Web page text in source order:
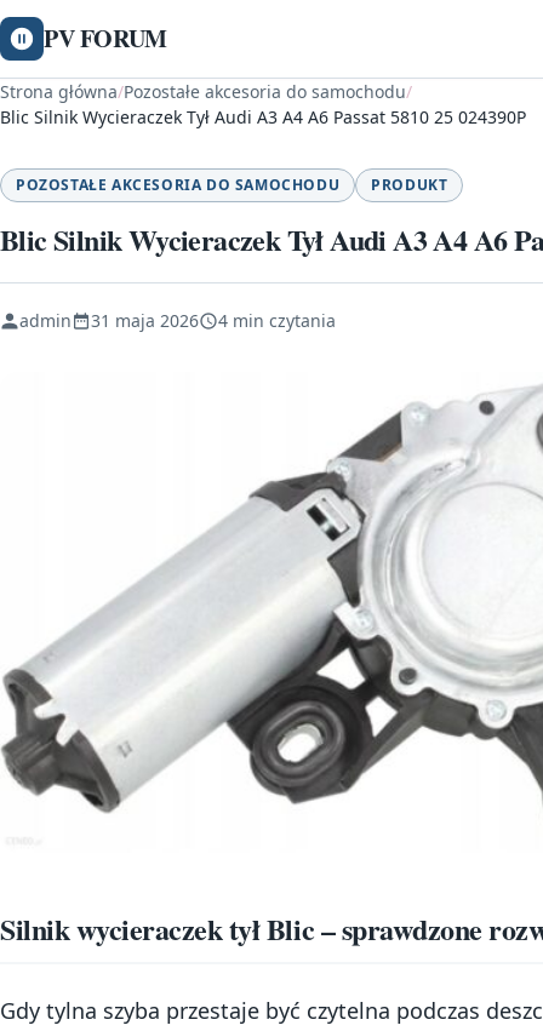
PV FORUM
Strona główna/Pozostałe akcesoria do samochodu/
Blic Silnik Wycieraczek Tył Audi A3 A4 A6 Passat 5810 25 024390P
POZOSTAŁE AKCESORIA DO SAMOCHODU PRODUKT
Blic Silnik Wycieraczek Tył Audi A3 A4 A6
admin 31 maja 2026 4 min czytania
Silnik wycieraczek tył Blic – sprawdzone
Gdy tylna szyba przestaje być czytelna podczas